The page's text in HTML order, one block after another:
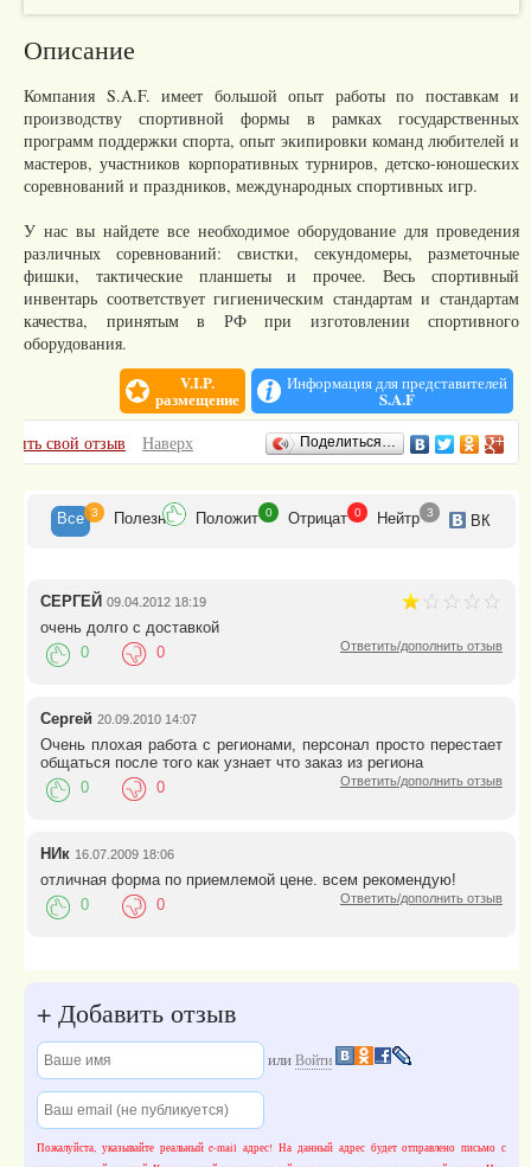
Описание
Компания S.A.F. имеет большой опыт работы по поставкам и
производству спортивной формы в рамках государственных
программ поддержки спорта, опыт экипировки команд любителей и
мастеров, участников корпоративных турниров, детско-юношеских
соревнований и праздников, международных спортивных игр.
У нас вы найдете все необходимое оборудование для проведения
различных соревнований: свистки, секундомеры, разметочные
фишки, тактические планшеты и прочее. Весь спортивный
инвентарь соответствует гигиеническим стандартам и стандартам
качества, принятым в РФ при изготовлении спортивного
оборудования.
V.I.P.
размещение
Информация для представителей
S.A.F
Отзывы
свой отзыв Наверх Поделиться…
Все 3 Полезн Положит 0 Отрицат 0 Нейтр 3 ВК
СЕРГЕЙ 09.04.2012 18:19
очень долго с доставкой
Ответить/дополнить отзыв
0 0
Сергей 20.09.2010 14:07
Очень плохая работа с регионами, персонал просто перестает
общаться после того как узнает что заказ из региона
Ответить/дополнить отзыв
0 0
НИк 16.07.2009 18:06
отличная форма по приемлемой цене. всем рекомендую!
Ответить/дополнить отзыв
0 0
+ Добавить отзыв
илиВойти
Пожалуйста, указывайте реальный e-mail адрес! На данный адрес будет отправлено письмо с